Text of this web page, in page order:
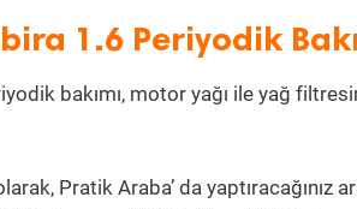
1.6 Periyodik
bakımı, motor yağı ile yağ
Pratik Araba’ da yaptıracağınız